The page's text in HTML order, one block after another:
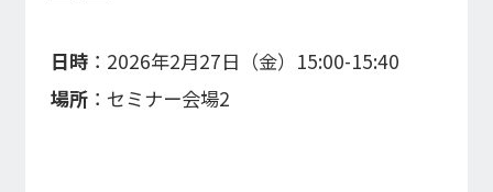
日時：2026年2月27日（金）15:00-15:40
場所：セミナー会場2